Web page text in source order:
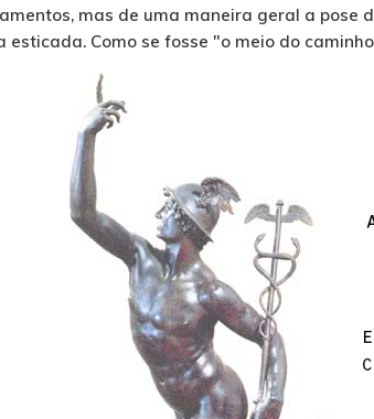
mas de uma maneira geral a pose
esticada. Como se fosse "o meio do